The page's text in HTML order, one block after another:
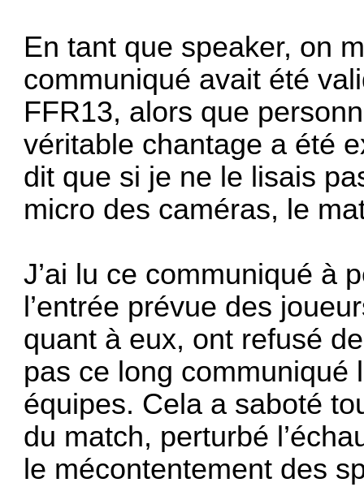
En tant que speaker, on
communiqué avait été
FFR13, alors que
véritable chantage a été
dit que si je ne le lisais
micro des caméras, le
J’ai lu ce communiqué à
l’entrée prévue des
quant à eux, ont refusé
pas ce long communiqué
équipes. Cela a saboté
du match, perturbé
le mécontentement des